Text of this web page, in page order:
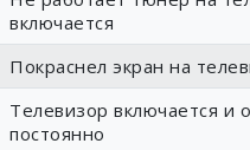
включается
Покраснел экран на
Телевизор включается и
постоянно